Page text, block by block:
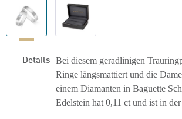
Details Bei diesem geradlinigen
Ringe längsmattiert und die
einem Diamanten in Baguette
Edelstein hat 0,11 ct und ist in